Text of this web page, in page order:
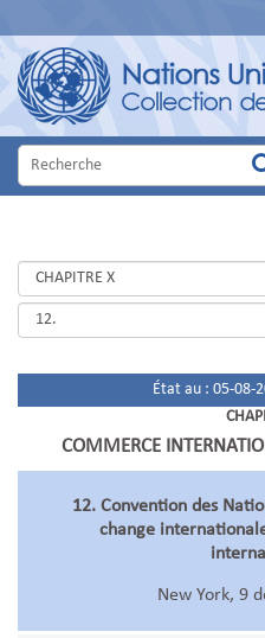
État au : 05-08-
COMMERCE
12. Convention des
change
New York, 9